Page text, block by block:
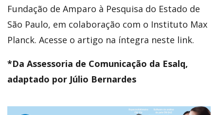
Fundação de Amparo à Pesquisa do Estado de
São Paulo, em colaboração com o Instituto Max
Planck. Acesse o artigo na íntegra neste link.
*Da Assessoria de Comunicação da Esalq,
adaptado por Júlio Bernardes